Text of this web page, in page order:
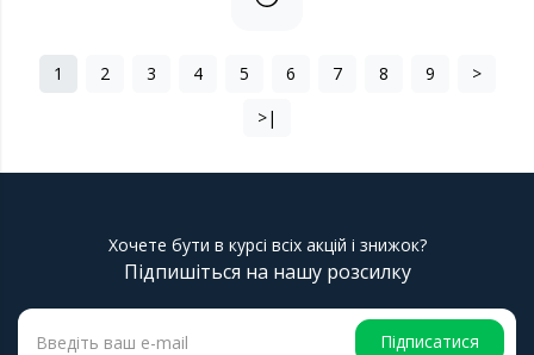
1 2 3 4 5 6 7 8 9
>
>|
Хочете бути в курсі всіх акцій і знижок?
Підпишіться на нашу розсилку
Підписатися